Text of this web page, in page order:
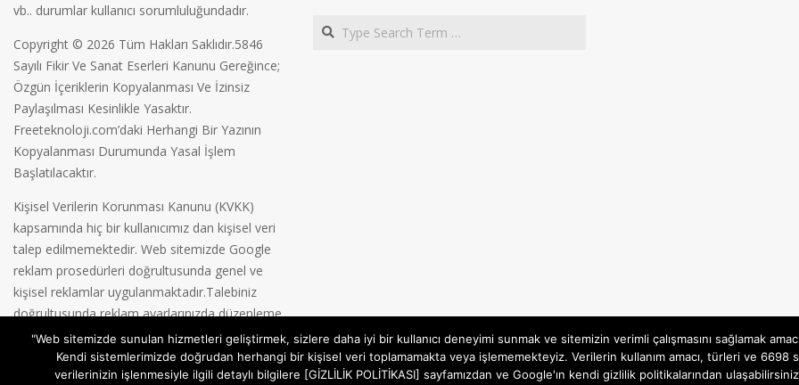
vb.. durumlar kullanıcı sorumluluğundadır.
Copyright © 2026 Tüm Hakları Saklıdır.5846
Sayılı Fikir Ve Sanat Eserleri Kanunu Gereğince;
Özgün İçeriklerin Kopyalanması Ve İzinsiz
Paylaşılması Kesinlikle Yasaktır.
Freeteknoloji.com’daki Herhangi Bir Yazının
Kopyalanması Durumunda Yasal İşlem
Başlatılacaktır.
Kişisel Verilerin Korunması Kanunu (KVKK)
kapsamında hiç bir kullanıcımız dan kişisel veri
talep edilmemektedir. Web sitemizde Google
reklam prosedürleri doğrultusunda genel ve
kişisel reklamlar uygulanmaktadır.Talebiniz
doğrultusunda reklam ayarlarınızda düzenleme
yapabilirsiniz.Gizlilik Politikamız
Search
"Web sitemizde sunulan hizmetleri geliştirmek, sizlere daha iyi bir kullanıcı deneyimi sunmak ve sitemizin verimli çalışmasını sağlamak
Kendi sistemlerimizde doğrudan herhangi bir kişisel veri toplamamakta veya işlememekteyiz. Verilerin kullanım amacı, türleri ve 6698
verilerinizin işlenmesiyle ilgili detaylı bilgilere [GİZLİLİK POLİTİKASI] sayfamızdan ve Google'ın kendi gizlilik politikalarından